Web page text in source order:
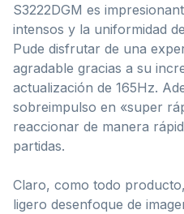
S3222DGM es
intensos y la uniformidad
Pude disfrutar de una
agradable gracias a su
actualización de 165Hz.
sobreimpulso en «super
reaccionar de manera
partidas.
Claro, como todo
ligero desenfoque de